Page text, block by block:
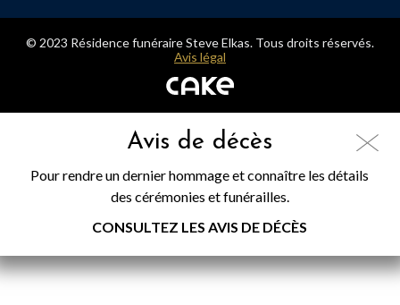
© 2023 Résidence funéraire Steve Elkas. Tous droits réservés.
Avis légal
Avis de décès
Pour rendre un dernier hommage et connaître les détails
des cérémonies et funérailles.
CONSULTEZ LES AVIS DE DÉCÈS